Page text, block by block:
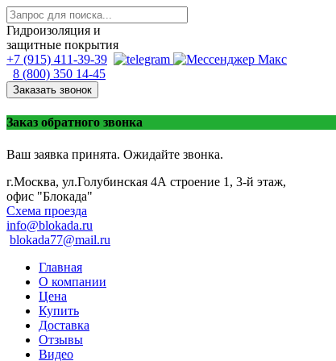
Гидроизоляция и
защитные покрытия
+7 (915) 411-39-39
8 (800) 350 14-45
Заказать звонок
Заказ обратного звонка
Ваш заявка принята. Ожидайте звонка.
г.Москва, ул.Голубинская 4А строение 1, 3-й этаж,
офис "Блокада"
Схема проезда
info@blokada.ru
blokada77@mail.ru
Главная
О компании
Цена
Купить
Доставка
Отзывы
Видео